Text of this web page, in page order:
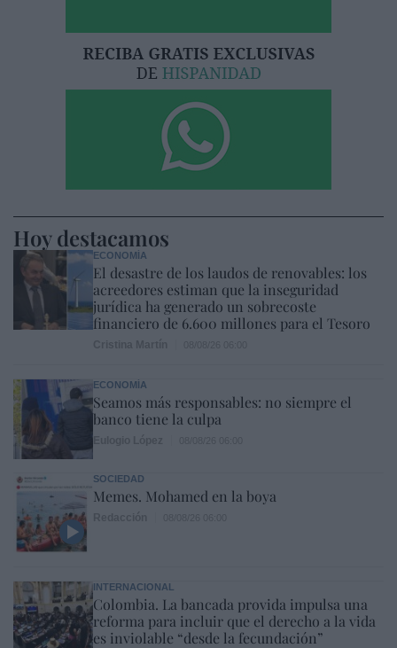
Hoy destacamos
ECONOMÍA
El desastre de los laudos de renovables: los
acreedores estiman que la inseguridad
jurídica ha generado un sobrecoste
financiero de 6.600 millones para el Tesoro
ECONOMÍA
Seamos más responsables: no siempre el
banco tiene la culpa
SOCIEDAD
Memes. Mohamed en la boya
INTERNACIONAL
Colombia. La bancada provida impulsa una
reforma para incluir que el derecho a la vida
es inviolable “desde la fecundación”